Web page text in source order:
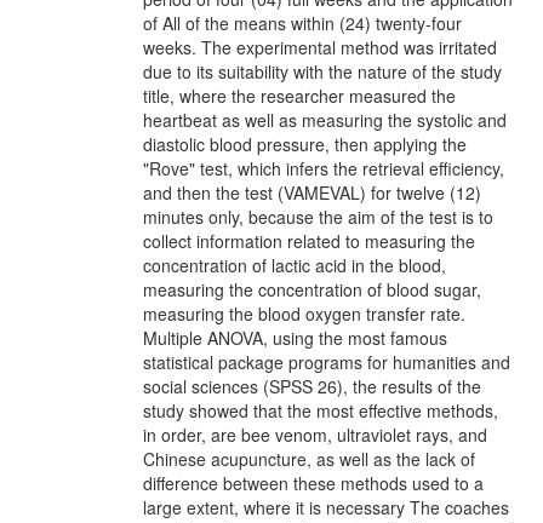
of All of the means within (24) twenty-four
weeks. The experimental method was irritated
due to its suitability with the nature of the study
title, where the researcher measured the
heartbeat as well as measuring the systolic and
diastolic blood pressure, then applying the
"Rove" test, which infers the retrieval efficiency,
and then the test (VAMEVAL) for twelve (12)
minutes only, because the aim of the test is to
collect information related to measuring the
concentration of lactic acid in the blood,
measuring the concentration of blood sugar,
measuring the blood oxygen transfer rate.
Multiple ANOVA, using the most famous
statistical package programs for humanities and
social sciences (SPSS 26), the results of the
study showed that the most effective methods,
in order, are bee venom, ultraviolet rays, and
Chinese acupuncture, as well as the lack of
difference between these methods used to a
large extent, where it is necessary The coaches